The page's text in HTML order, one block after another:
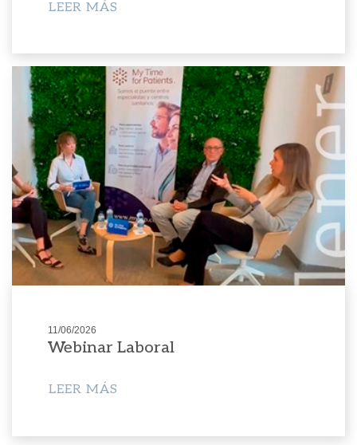
LEER MÁS
11/06/2026
Webinar Laboral
LEER MÁS